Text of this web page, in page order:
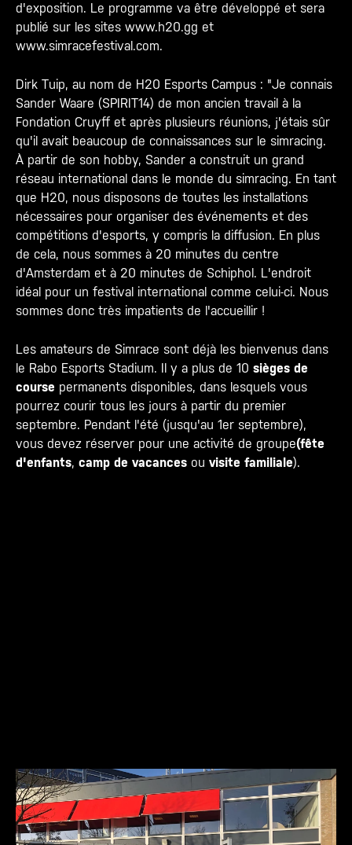
d'exposition. Le programme va être développé et sera
publié sur les sites www.h20.gg et
www.simracefestival.com.
Dirk Tuip, au nom de H20 Esports Campus : "Je connais
Sander Waare (SPIRIT14) de mon ancien travail à la
Fondation Cruyff et après plusieurs réunions, j'étais sûr
qu'il avait beaucoup de connaissances sur le simracing.
À partir de son hobby, Sander a construit un grand
réseau international dans le monde du simracing. En tant
que H20, nous disposons de toutes les installations
nécessaires pour organiser des événements et des
compétitions d'esports, y compris la diffusion. En plus
de cela, nous sommes à 20 minutes du centre
d'Amsterdam et à 20 minutes de Schiphol. L'endroit
idéal pour un festival international comme celui-ci. Nous
sommes donc très impatients de l'accueillir !
Les amateurs de Simrace sont déjà les bienvenus dans
le Rabo Esports Stadium. Il y a plus de 10 sièges de
course permanents disponibles, dans lesquels vous
pourrez courir tous les jours à partir du premier
septembre. Pendant l'été (jusqu'au 1er septembre),
vous devez réserver pour une activité de groupe(fête
d'enfants, camp de vacances ou visite familiale).